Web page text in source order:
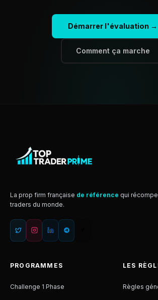
Démarrer l'évaluation →
Comment ça marche
La prop firm française de référence qui
traders du monde.
PROGRAMMES
Challenge 1 Phase
LES
Règles